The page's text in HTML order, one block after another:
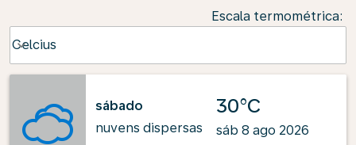
Escala termométrica:
Celcius
keyboard_arrow_down
sábado
nuvens dispersas
30°C
sáb 8 ago 2026